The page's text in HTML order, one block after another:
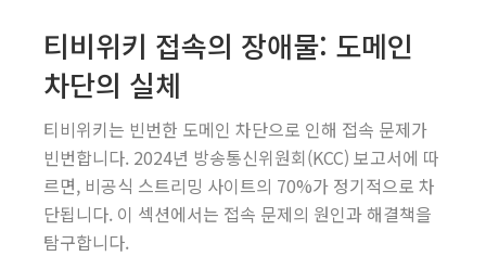
티비위키 접속의 장애물: 도메인
차단의 실체
티비위키는 빈번한 도메인 차단으로 인해 접속 문제가
빈번합니다. 2024년 방송통신위원회(KCC) 보고서에 따
르면, 비공식 스트리밍 사이트의 70%가 정기적으로 차
단됩니다. 이 섹션에서는 접속 문제의 원인과 해결책을
탐구합니다.